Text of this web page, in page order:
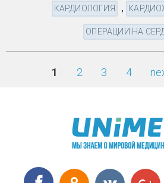
КАРДИОЛОГИЯ ,
ОПЕРАЦИИ НА
Страницы
1 2 3 4